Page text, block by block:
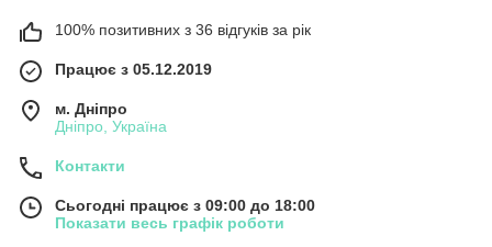
100% позитивних з 36 відгуків за рік
Працює з 05.12.2019
м. Дніпро
Дніпро, Україна
Контакти
Сьогодні працює з 09:00 до 18:00
Показати весь графік роботи